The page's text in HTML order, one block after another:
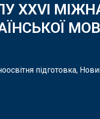
XXVІ
підготовка,